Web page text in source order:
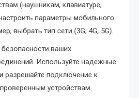
(наушникам, клавиатуре,
параметры мобильного
выбрать тип сети (3G, 4G, 5G).
ваших
Используйте надежные
разрешайте подключение к
устройствам.